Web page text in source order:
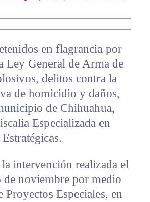
en flagrancia por
Ley General de Arma de
delitos contra la
de homicidio y daños,
de Chihuahua,
Especializada en
intervención realizada el
de noviembre por medio
Proyectos Especiales, en